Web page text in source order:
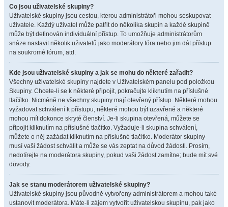
Co jsou uživatelské skupiny?
Uživatelské skupiny jsou cestou, kterou administrátoři mohou seskupovat
uživatele. Každý uživatel může patřit do několika skupin a každé skupině
může být definován individuální přístup. To umožňuje administrátorům
snáze nastavit několik uživatelů jako moderátory fóra nebo jim dát přístup
na soukromé fórum, atd.
Kde jsou uživatelské skupiny a jak se mohu do některé zařadit?
Všechny uživatelské skupiny najdete v Uživatelském panelu pod položkou
Skupiny. Chcete-li se k některé připojit, pokračujte kliknutím na příslušné
tlačítko. Nicméně ne všechny skupiny mají otevřený přístup. Některé mohou
vyžadovat schválení k přístupu, některé mohou být uzavřené a některé
mohou mít dokonce skryté členství. Je-li skupina otevřená, můžete se
připojit kliknutím na příslušné tlačítko. Vyžaduje-li skupina schválení,
můžete o něj zažádat kliknutím na příslušné tlačítko. Moderátor skupiny
musí vaši žádost schválit a může se vás zeptat na důvod žádosti. Prosím,
nedotírejte na moderátora skupiny, pokud vaši žádost zamítne; bude mít své
důvody.
Jak se stanu moderátorem uživatelské skupiny?
Uživatelské skupiny jsou původně vytvořeny administrátorem a mohou také
ustanovit moderátora. Máte-li zájem vytvořit uživatelskou skupinu, pak jako